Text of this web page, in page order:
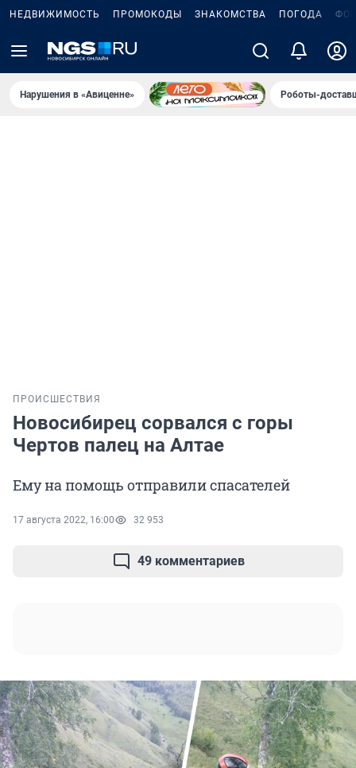
НЕДВИЖИМОСТЬ ПРОМОКОДЫ ЗНАКОМСТВА ПОГОДА
Нарушения в «Авиценне» Роботы-
ПРОИСШЕСТВИЯ
Новосибирец сорвался с горы
Чертов палец на Алтае
Ему на помощь отправили спасателей
17 августа 2022, 16:00 32 953
49 комментариев